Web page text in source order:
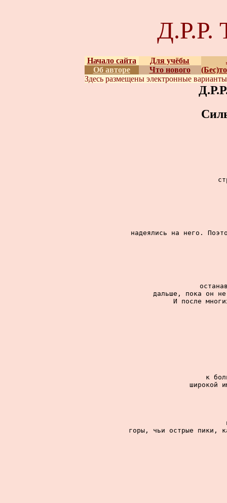
Начало сайта Для учёбы
Об авторе
Что нового
Здесь размещены электронные
надеялись на него.
дальше, пока он
И после
к
широкой
горы, чьи острые пики,